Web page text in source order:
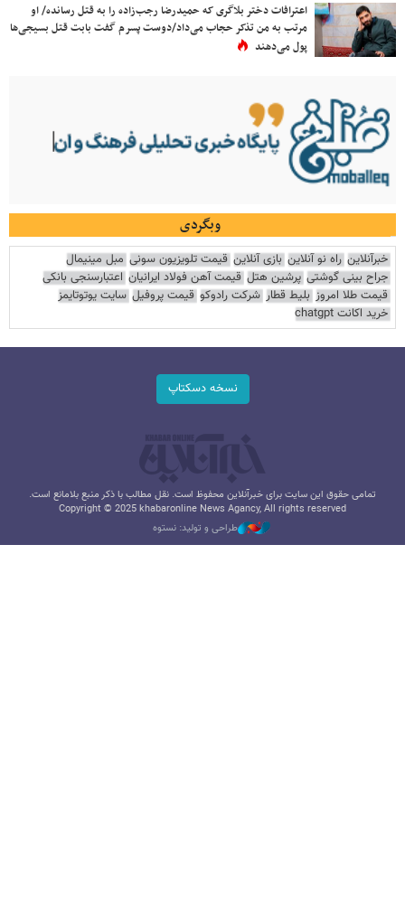
اعترافات دختر بلاگری که حمیدرضا رجب‌زاده را به قتل رسانده/ او
مرتب به من تذکر حجاب می‌داد/دوست پسرم گفت بابت قتل بسیجی‌ها
پول می‌دهند
وبگردی
خبرآنلاین راه نو آنلاین بازی آنلاین قیمت تلویزیون سونی مبل مینیمال
جراح بینی گوشتی پرشین هتل قیمت آهن فولاد ایرانیان اعتبارسنجی بانکی
قیمت طلا امروز بلیط قطار شرکت رادوکو قیمت پروفیل سایت یوتوتایمز
خرید اکانت chatgpt
نسخه دسکتاپ
تمامی حقوق این سایت برای خبرآنلاین محفوظ است. نقل مطالب با ذکر منبع بلامانع است.
Copyright © 2025 khabaronline News Agancy, All rights reserved
طراحی و تولید: نستوه